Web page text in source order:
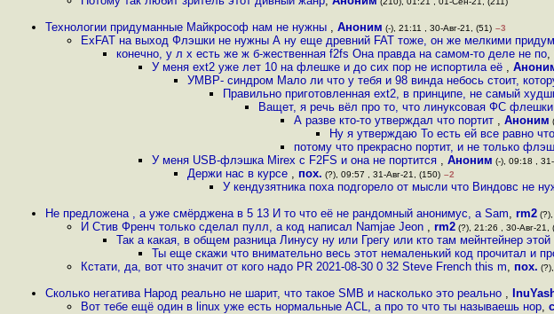
Технологии придуманные Майкрософ нам не нужны , Аноним (-), 21:11 , 30-Авг-21, (51) –3
ExFAT на выход Флэшки не нужны А ну еще древний FAT тоже, он же мелкими придум
конечно, у л х есть же ж б-жественная f2fs Она правда на самом-то деле не по,
У меня ext2 уже лет 10 на флешке и до сих пор не испортила её ,
УМВР- синдром Мало ли что у тебя и 98 винда небось стоит,
Правильно приготовленная ext2, в принципе, не самый
Ващет, я речь вёл про то, что линуксовая ФС
А разве кто-то утверждал что портит , Аноним
Ну я утверждаю То есть ей все равно
потому что прекрасно портит, и не только
У меня USB-флэшка Mirex с F2FS и она не портится , Аноним (-), 09:18 ,
Держи нас в курсе , пох. (?), 09:57 , 31-Авг-21, (150) –2
У кендузятника поха подгорело от мысли что Виндовс не
Не предложена , а уже смёрджена в 5 13 И то что её не рандомный анонимус, а Sam, rm2
И Стив Френч только сделал пулл, а код написал Namjae Jeon , rm2 (?), 21:26 , 30-Авг-21,
Так а какая, в общем разница Линусу ну или Грегу или кто там мейнтейнер этой
Ты еще скажи что внимательно весь этот немаленький код прочитал и
Кстати, да, вот что значит от кого надо PR 2021-08-30 0 32 Steve French this m, пох.
Сколько негатива Народ реально не шарит, что такое SMB и насколько это реально ,
Вот тебе ещё один в linux уже есть нормальные ACL, а про то что ты называешь нор,